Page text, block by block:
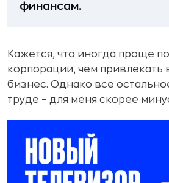
финансам.
Кажется, что иногда проще
корпорации, чем привлекать
бизнес. Однако все
труде – для меня скорее